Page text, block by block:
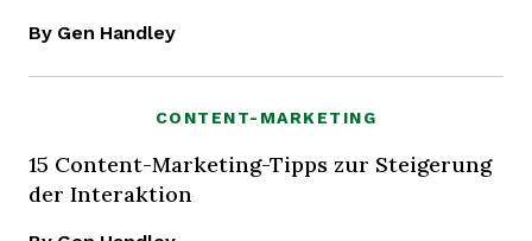
By Gen Handley
CONTENT-MARKETING
15 Content-Marketing-Tipps zur Steigerung
der Interaktion